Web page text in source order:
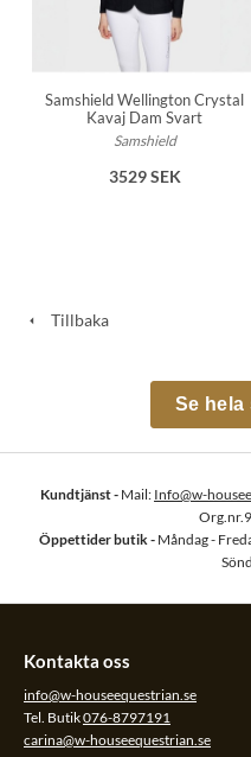
Samshield Wellington Crystal
Kavaj Dam Svart
Samshield
3529 SEK
Tillbaka
Se hela
Kundtjänst - Mail: Info@w-
Öppettider butik - Måndag -
Kontakta oss
info@w-houseequestrian.se
Tel. Butik076-8797191
carina@w-houseequestrian.se